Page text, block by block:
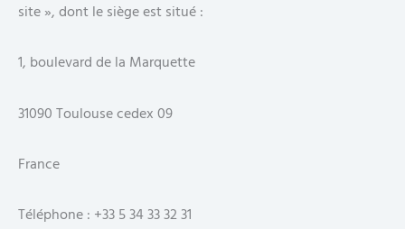
site », dont le siège est situé :
1, boulevard de la Marquette
31090 Toulouse cedex 09
France
Téléphone : +33 5 34 33 32 31